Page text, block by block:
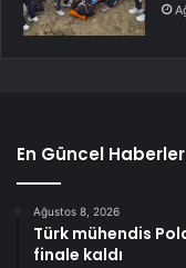
En Güncel Haberler
Ağustos 8, 2026
Türk mühendis
finale kaldı